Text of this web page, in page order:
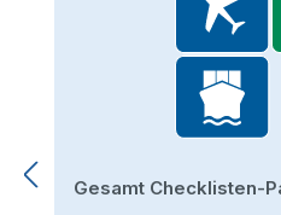
Gesamt Checklisten-